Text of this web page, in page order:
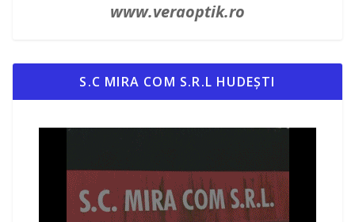
www.veraoptik.ro
S.C MIRA COM S.R.L HUDEȘTI